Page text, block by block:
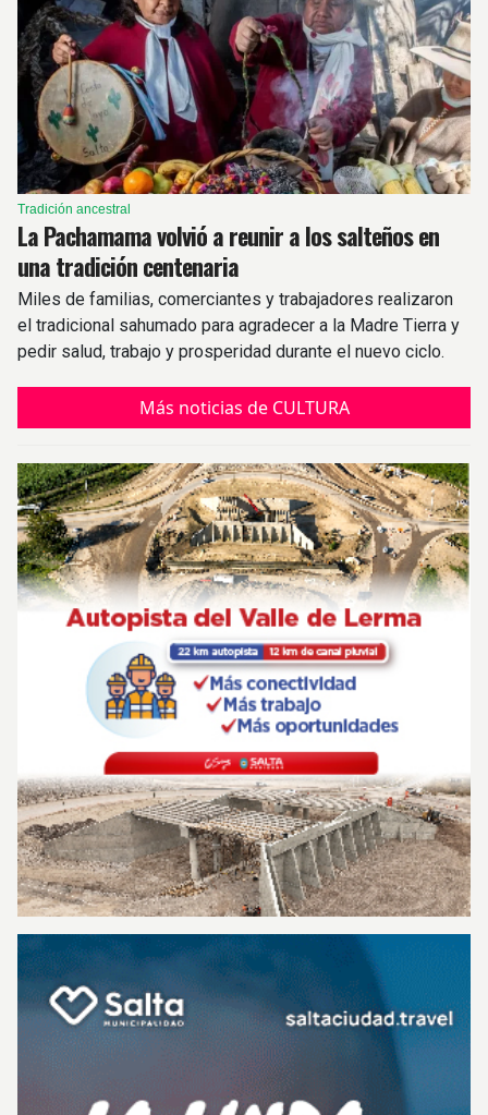
Tradición ancestral
La Pachamama volvió a reunir a los salteños en
una tradición centenaria
Miles de familias, comerciantes y trabajadores realizaron
el tradicional sahumado para agradecer a la Madre Tierra y
pedir salud, trabajo y prosperidad durante el nuevo ciclo.
Más noticias de CULTURA